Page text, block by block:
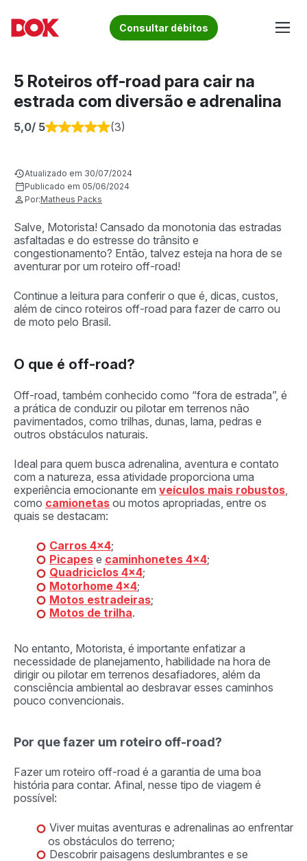
content
Acesse o Blog e conheça todos os nossos artigos | DOK
Fique por dentro de artigos sobre o trânsito brasileiro!
Conheça informações sobre licenciamento, ipva, multas e
Consultar débitos
5 Roteiros off-road para cair na
estrada com diversão e adrenalina
5,0/ 5 (3)
Atualizado em 30/07/2024
Publicado em 05/06/2024
Por:Matheus Packs
Salve, Motorista! Cansado da monotonia das estradas
asfaltadas e do estresse do trânsito e
congestionamento? Então, talvez esteja na hora de se
aventurar por um roteiro off-road!
Continue a leitura para conferir o que é, dicas, custos,
além de cinco roteiros off-road para fazer de carro ou
de moto pelo Brasil.
O que é off-road?
Off-road, também conhecido como “fora de estrada”, é
a prática de conduzir ou pilotar em terrenos não
pavimentados, como trilhas, dunas, lama, pedras e
outros obstáculos naturais.
Ideal para quem busca adrenalina, aventura e contato
com a natureza, essa atividade proporciona uma
experiência emocionante em veículos mais robustos,
como camionetas ou motos apropriadas, entre os
quais se destacam:
Carros 4×4;
Picapes e caminhonetes 4×4;
Quadriciclos 4×4;
Motorhome 4×4;
Motos estradeiras;
Motos de trilha.
No entanto, Motorista, é importante enfatizar a
necessidade de planejamento, habilidade na hora de
dirigir ou pilotar em terrenos desafiadores, além da
consciência ambiental ao desbravar esses caminhos
pouco convencionais.
Por que fazer um roteiro off-road?
Fazer um roteiro off-road é a garantia de uma boa
história para contar. Afinal, nesse tipo de viagem é
possível:
Viver muitas aventuras e adrenalinas ao enfrentar
os obstáculos do terreno;
Descobrir paisagens deslumbrantes e se